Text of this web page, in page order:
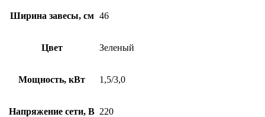
Ширина завесы, см 46
Цвет Зеленый
Мощность, кВт 1,5/3,0
Напряжение сети, В 220